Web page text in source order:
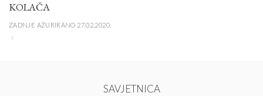
KOLAČA
ZADNJE AŽURIRANO 27.02.2020.
SAVJETNICA